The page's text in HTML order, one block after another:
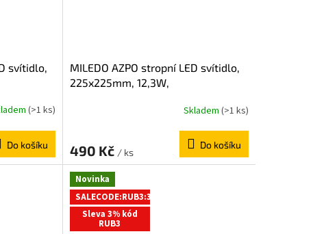
svítidlo,
(>1 ks)
Do košíku
MILEDO AZPO stropní LED svítidlo,
225x225mm, 12,3W,
Skladem (>1 ks)
490 Kč / ks
Do košíku
Novinka
SALECODE:RUB3:3:%
Sleva 3% kód
RUB3